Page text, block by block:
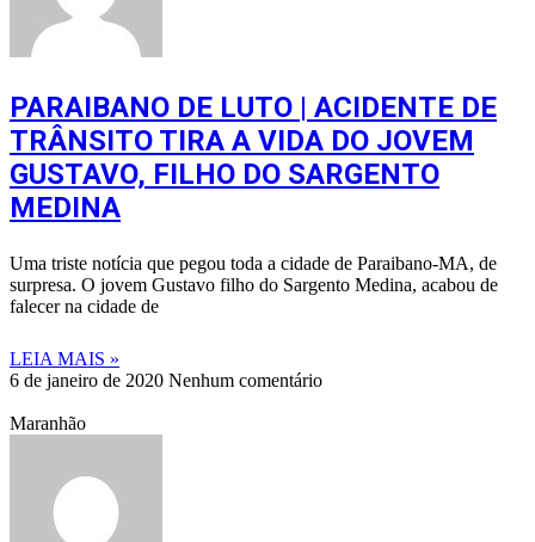
PARAIBANO DE LUTO | ACIDENTE DE
TRÂNSITO TIRA A VIDA DO JOVEM
GUSTAVO, FILHO DO SARGENTO
MEDINA
Uma triste notícia que pegou toda a cidade de Paraibano-MA, de
surpresa. O jovem Gustavo filho do Sargento Medina, acabou de
falecer na cidade de
LEIA MAIS »
6 de janeiro de 2020 Nenhum comentário
Maranhão